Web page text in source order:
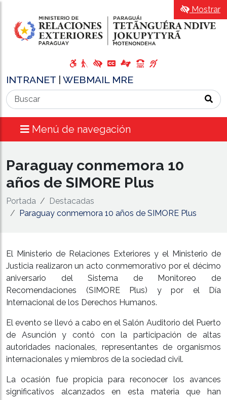
INTRANET WEBMAIL MRE
Menú de navegación
Mostrar
Paraguay conmemora 10
años de SIMORE Plus
Portada
Destacadas
Paraguay conmemora 10 años de SIMORE Plus
El Ministerio de Relaciones Exteriores y el Ministerio de
Justicia realizaron un acto conmemorativo por el décimo
aniversario del Sistema de Monitoreo de
Recomendaciones (SIMORE Plus) y por el Día
Internacional de los Derechos Humanos.
El evento se llevó a cabo en el Salón Auditorio del Puerto
de Asunción y contó con la participación de altas
autoridades nacionales, representantes de organismos
internacionales y miembros de la sociedad civil.
La ocasión fue propicia para reconocer los avances
significativos alcanzados en esta materia que han